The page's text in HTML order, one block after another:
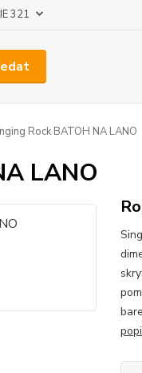
321
Rock BATOH NA LANO
LANO